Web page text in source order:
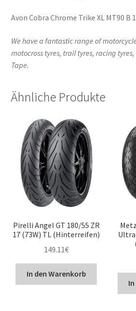
Avon Cobra Chrome Trike XL MT90 B
We have a fantastic range of
motocross tyres, trail tyres, racing
Tape.
Ähnliche Produkte
Pirelli Angel GT 180/55 ZR
17 (73W) TL (Hinterreifen)
149.11€
In den Warenkorb
Ultra